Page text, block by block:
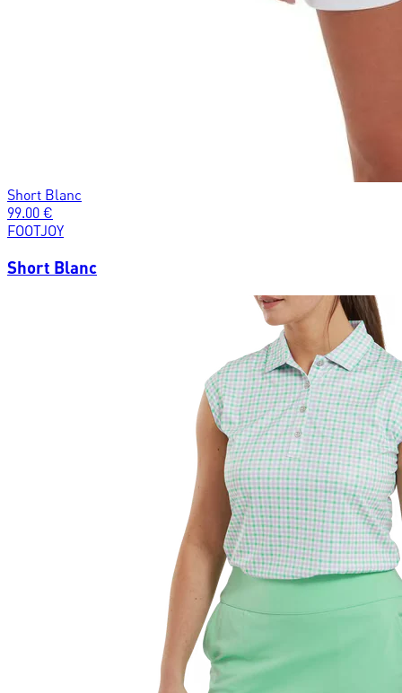
Short Blanc
99.00 €
FOOTJOY
Short Blanc